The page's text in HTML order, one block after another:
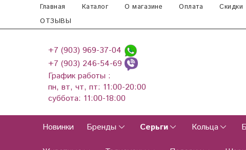
Главная Каталог О магазине Оплата Скидки
ОТЗЫВЫ
+7 (903) 969-37-04
+7 (903) 246-54-69
График работы :
пн, вт, чт, пт: 11:00-20:00
суббота: 11:00-18:00
Новинки Бренды Серьги Кольца